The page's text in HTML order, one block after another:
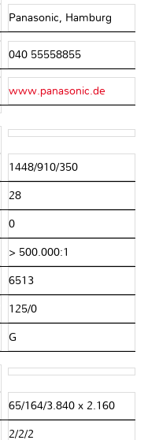
Panasonic, Hamburg
040 55558855
www.panasonic.de
1448/910/350
28
0
> 500.000:1
6513
125/0
G
65/164/3.840 x 2.160
2/2/2